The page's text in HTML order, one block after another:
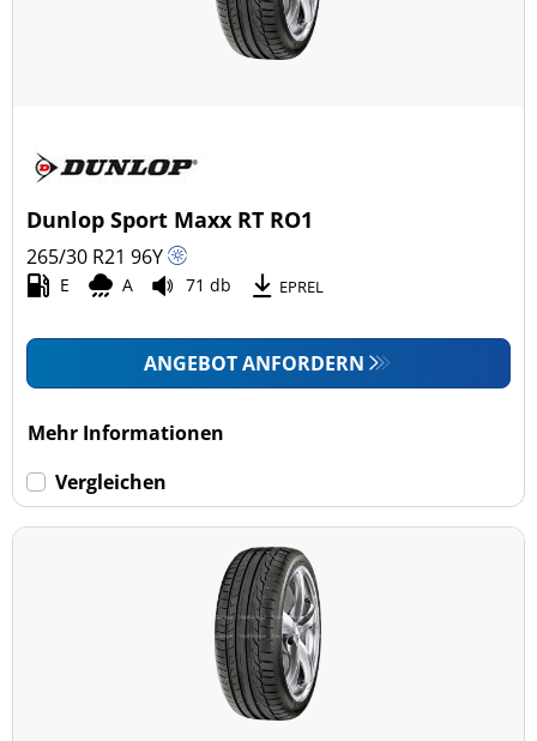
Pkw (11)
Transporter (0)
Wohnmobil (0)
Keine Run-flat (11)
Dunlop Sport Maxx RT RO1
265/30 R2196Y
E A 71 db EPREL
ANGEBOT ANFORDERN
Mehr Informationen
Vergleichen